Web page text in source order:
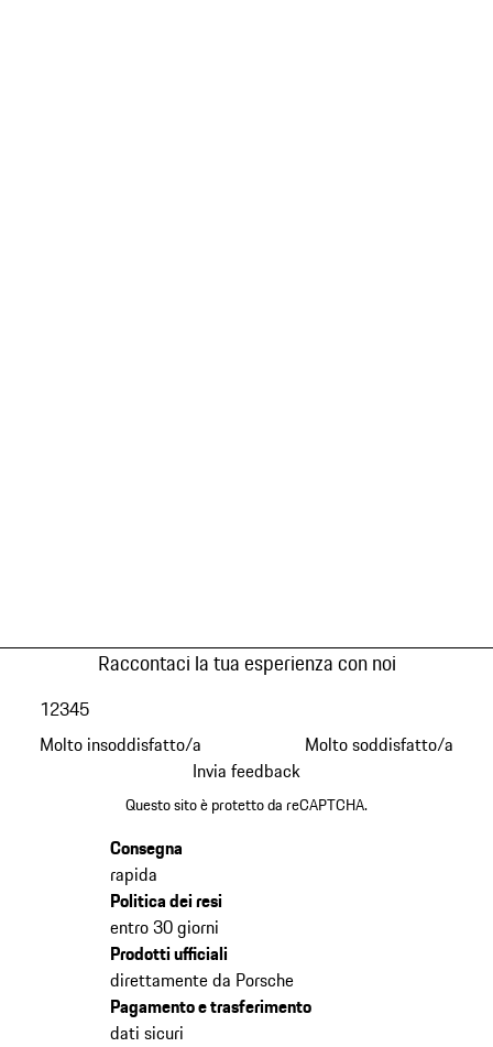
Raccontaci la tua esperienza con noi
Molto insoddisfatto/a
12345
Molto soddisfatto/a
Invia feedback
Questo sito è protetto da reCAPTCHA.
Consegna
rapida
Politica dei resi
entro 30 giorni
Prodotti ufficiali
direttamente da Porsche
Pagamento e trasferimento
dati sicuri